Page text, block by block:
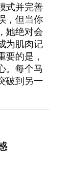
式并完善
，但当你
她绝对会
为肌肉记
要的是，
。每个马
破到另一